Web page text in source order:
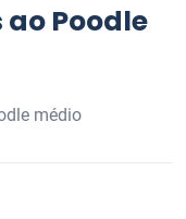
Poodle
médio